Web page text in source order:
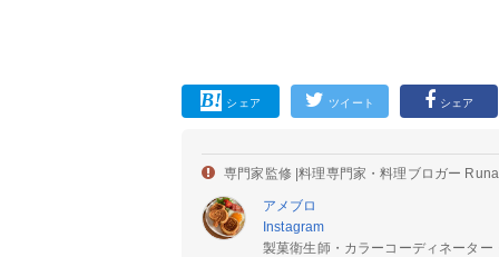
シェア ツイート シェア
専門家監修 |料理専門家・料理ブロガー Runa
アメブロ
Instagram
製菓衛生師・カラーコーディネータ